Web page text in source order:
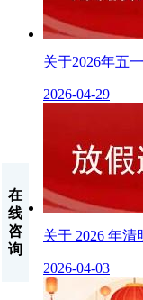
关于2026年五
2026-04-29
关于 2026 年
2026-04-03
在
线
咨
询